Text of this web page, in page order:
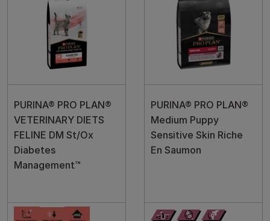
PURINA® PRO PLAN®
VETERINARY DIETS
FELINE DM St/Ox
Diabetes
Management™
PURINA® PRO PLAN®
Medium Puppy
Sensitive Skin Riche
En Saumon